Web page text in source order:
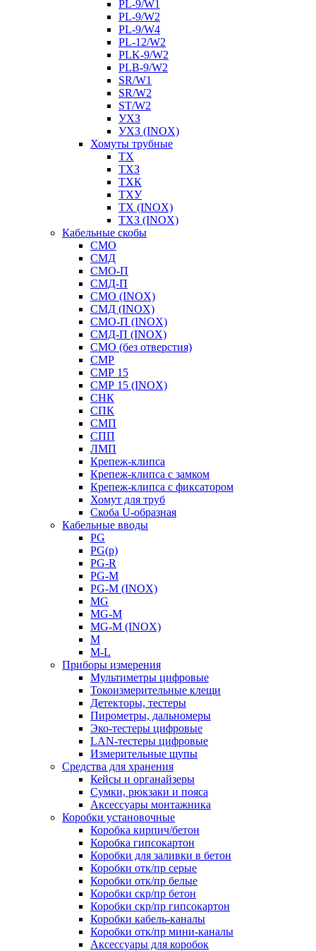
PL-9/W1
PL-9/W2
PL-9/W4
PL-12/W2
PLK-9/W2
PLB-9/W2
SR/W1
SR/W2
ST/W2
УХЗ
УХЗ (INOX)
Хомуты трубные
ТХ
ТХЗ
ТХК
ТХУ
ТХ (INOX)
ТХЗ (INOX)
Кабельные скобы
СМО
СМД
СМО-П
СМД-П
СМО (INOX)
СМД (INOX)
СМО-П (INOX)
СМД-П (INOX)
СМО (без отверстия)
СМР
СМР 15
СМР 15 (INOX)
СНК
СПК
СМП
СПП
ЛМП
Крепеж-клипса
Крепеж-клипса с замком
Крепеж-клипса с фиксатором
Хомут для труб
Скоба U-образная
Кабельные вводы
PG
PG(p)
PG-R
PG-M
PG-M (INOX)
MG
MG-M
MG-M (INOX)
M
M-L
Приборы измерения
Мультиметры цифровые
Токоизмерительные клещи
Детекторы, тестеры
Пирометры, дальномеры
Эко-тестеры цифровые
LAN-тестеры цифровые
Измерительные щупы
Средства для хранения
Кейсы и органайзеры
Сумки, рюкзаки и пояса
Аксессуары монтажника
Коробки установочные
Коробка кирпич/бетон
Коробка гипсокартон
Коробки для заливки в бетон
Коробки отк/пр серые
Коробки отк/пр белые
Коробки скр/пр бетон
Коробки скр/пр гипсокартон
Коробки кабель-каналы
Коробки отк/пр мини-каналы
Аксессуары для коробок